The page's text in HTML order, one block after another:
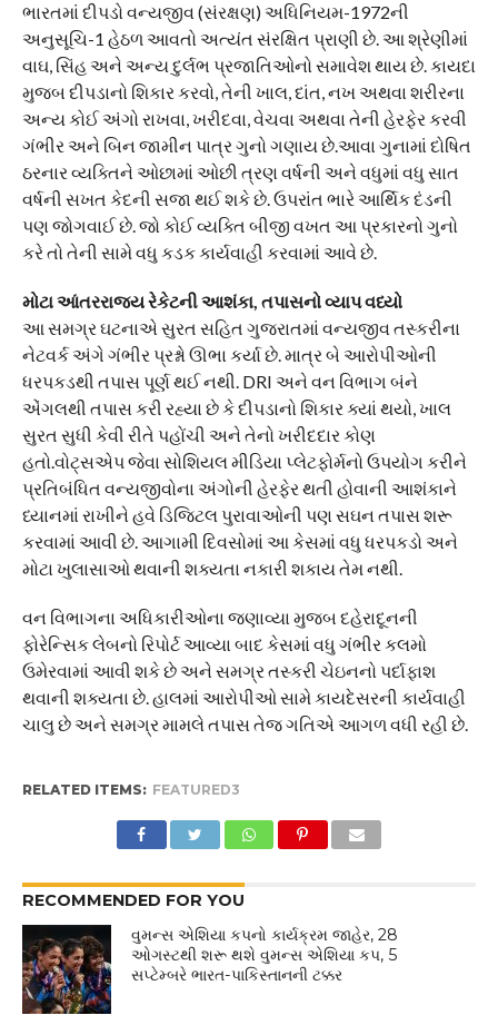
ભારતમાં દીપડો વન્યજીવ (સંરક્ષણ) અધિનિયમ-1972ની
અનુસૂચિ-1 હેઠળ આવતો અત્યંત સંરક્ષિત પ્રાણી છે. આ શ્રેણીમાં
વાઘ, સિંહ અને અન્ય દુર્લભ પ્રજાતિઓનો સમાવેશ થાય છે. કાયદા
મુજબ દીપડાનો શિકાર કરવો, તેની ખાલ, દાંત, નખ અથવા શરીરના
અન્ય કોઈ અંગો રાખવા, ખરીદવા, વેચવા અથવા તેની હેરફેર કરવી
ગંભીર અને બિન જામીન પાત્ર ગુનો ગણાય છે.આવા ગુનામાં દોષિત
ઠરનાર વ્યક્તિને ઓછામાં ઓછી ત્રણ વર્ષની અને વધુમાં વધુ સાત
વર્ષની સખત કેદની સજા થઈ શકે છે. ઉપરાંત ભારે આર્થિક દંડની
પણ જોગવાઈ છે. જો કોઈ વ્યક્તિ બીજી વખત આ પ્રકારનો ગુનો
કરે તો તેની સામે વધુ કડક કાર્યવાહી કરવામાં આવે છે.
મોટા આંતરરાજ્ય રેકેટની આશંકા, તપાસનો વ્યાપ વધ્યો
આ સમગ્ર ઘટનાએ સુરત સહિત ગુજરાતમાં વન્યજીવ તસ્કરીના
નેટવર્ક અંગે ગંભીર પ્રશ્નો ઊભા કર્યા છે. માત્ર બે આરોપીઓની
ધરપકડથી તપાસ પૂર્ણ થઈ નથી. DRI અને વન વિભાગ બંને
એંગલથી તપાસ કરી રહ્યા છે કે દીપડાનો શિકાર ક્યાં થયો, ખાલ
સુરત સુધી કેવી રીતે પહોંચી અને તેનો ખરીદદાર કોણ
હતો.વોટ્સએપ જેવા સોશિયલ મીડિયા પ્લેટફોર્મનો ઉપયોગ કરીને
પ્રતિબંધિત વન્યજીવોના અંગોની હેરફેર થતી હોવાની આશંકાને
ધ્યાનમાં રાખીને હવે ડિજિટલ પુરાવાઓની પણ સઘન તપાસ શરૂ
કરવામાં આવી છે. આગામી દિવસોમાં આ કેસમાં વધુ ધરપકડો અને
મોટા ખુલાસાઓ થવાની શક્યતા નકારી શકાય તેમ નથી.
વન વિભાગના અધિકારીઓના જણાવ્યા મુજબ દહેરાદૂનની
ફોરેન્સિક લેબનો રિપોર્ટ આવ્યા બાદ કેસમાં વધુ ગંભીર કલમો
ઉમેરવામાં આવી શકે છે અને સમગ્ર તસ્કરી ચેઇનનો પર્દાફાશ
થવાની શક્યતા છે. હાલમાં આરોપીઓ સામે કાયદેસરની કાર્યવાહી
ચાલુ છે અને સમગ્ર મામલે તપાસ તેજ ગતિએ આગળ વધી રહી છે.
RELATED ITEMS: FEATURED3
RECOMMENDED FOR YOU
વુમન્સ એશિયા કપનો કાર્યક્રમ જાહેર, 28
ઓગસ્ટથી શરૂ થશે વુમન્સ એશિયા કપ, 5
સપ્ટેમ્બરે ભારત-પાકિસ્તાનની ટક્કર